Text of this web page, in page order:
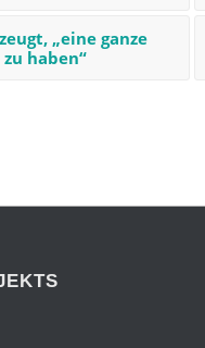
„eine ganze
haben“